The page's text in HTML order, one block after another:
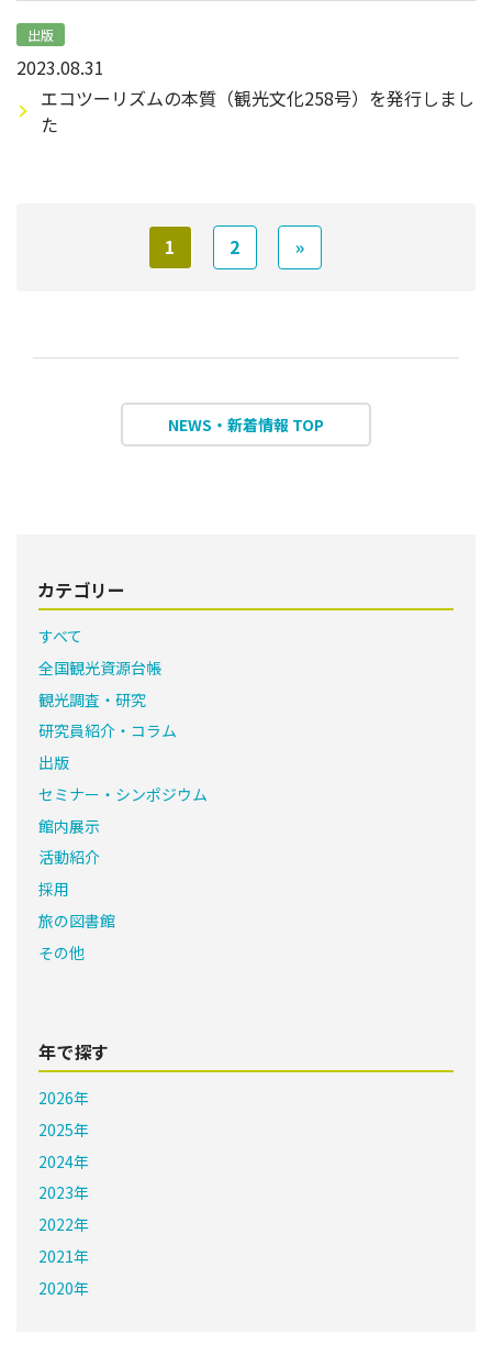
出版
2023.08.31
エコツーリズムの本質（観光文化258号）を発行しまし
た
1 2 »
NEWS・新着情報 TOP
カテゴリー
すべて
全国観光資源台帳
観光調査・研究
研究員紹介・コラム
出版
セミナー・シンポジウム
館内展示
活動紹介
採用
旅の図書館
その他
年で探す
2026年
2025年
2024年
2023年
2022年
2021年
2020年